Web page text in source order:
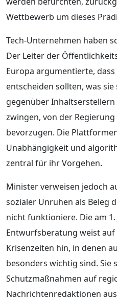
Wettbewerb um dieses
Tech-Unternehmen haben
Der Leiter der
Europa argumentierte,
entscheiden sollten, was
gegenüber
zwingen, von der
bevorzugen. Die
Unabhängigkeit und
zentral für ihr Vorgehen.
Minister verweisen jedoch
sozialer Unruhen als Beleg
nicht funktioniere. Die am
Entwurfsberatung weist
Krisenzeiten hin, in denen
besonders wichtig sind. Sie
Schutzmaßnahmen auf
Nachrichtenredaktionen